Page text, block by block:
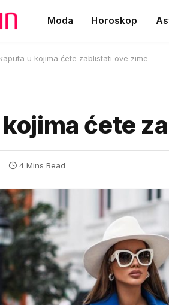
Moda Horoskop
u kojima ćete zablistati ove zime
ćete
4 Mins Read